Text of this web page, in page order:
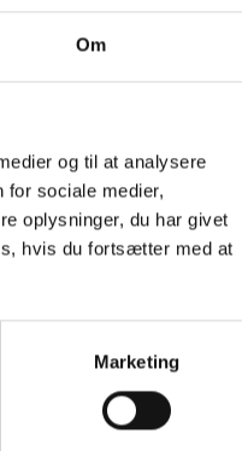
Om
og til at analysere
for sociale medier,
oplysninger, du har givet
hvis du fortsætter med at
Marketing